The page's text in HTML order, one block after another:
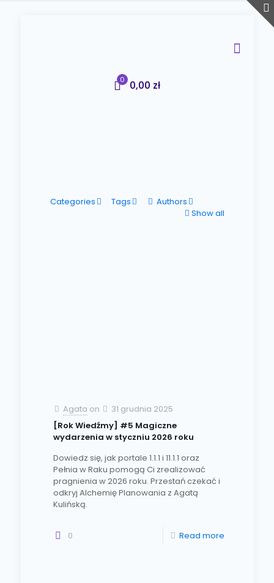
0 0,00 zł
Categories Tags
Authors
Show all
Agata on
31 grudnia 2025
[Rok Wiedźmy] #5 Magiczne
wydarzenia w styczniu 2026 roku
Dowiedz się, jak portale 1.1.1 i 11.1.1 oraz
Pełnia w Raku pomogą Ci zrealizować
pragnienia w 2026 roku. Przestań czekać i
odkryj Alchemię Planowania z Agatą
Kulińską.
0 Read more